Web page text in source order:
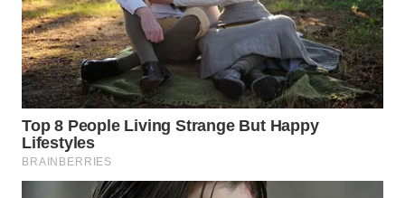
PRIANGAN
TIMUR
WN
SEMARANG
WN
SOLO